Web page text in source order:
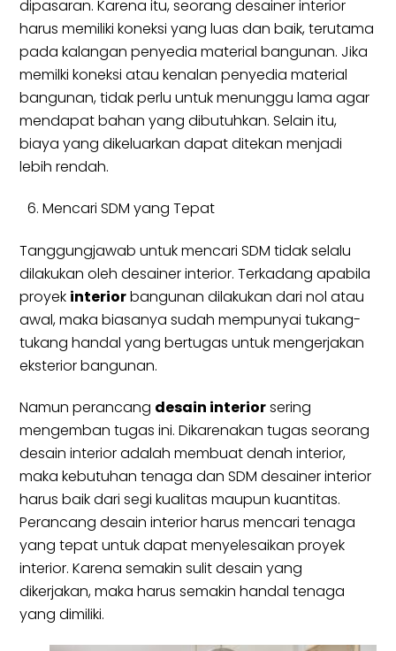
dipasaran. Karena itu, seorang desainer interior
harus memiliki koneksi yang luas dan baik, terutama
pada kalangan penyedia material bangunan. Jika
memilki koneksi atau kenalan penyedia material
bangunan, tidak perlu untuk menunggu lama agar
mendapat bahan yang dibutuhkan. Selain itu,
biaya yang dikeluarkan dapat ditekan menjadi
lebih rendah.
Mencari SDM yang Tepat
Tanggungjawab untuk mencari SDM tidak selalu
dilakukan oleh desainer interior. Terkadang apabila
proyek interiorbangunan dilakukan dari nol atau
awal, maka biasanya sudah mempunyai tukang-
tukang handal yang bertugas untuk mengerjakan
eksterior bangunan.
Namun perancang desain interiorsering
mengemban tugas ini. Dikarenakan tugas seorang
desain interior adalah membuat denah interior,
maka kebutuhan tenaga dan SDM desainer interior
harus baik dari segi kualitas maupun kuantitas.
Perancang desain interior harus mencari tenaga
yang tepat untuk dapat menyelesaikan proyek
interior. Karena semakin sulit desain yang
dikerjakan, maka harus semakin handal tenaga
yang dimiliki.